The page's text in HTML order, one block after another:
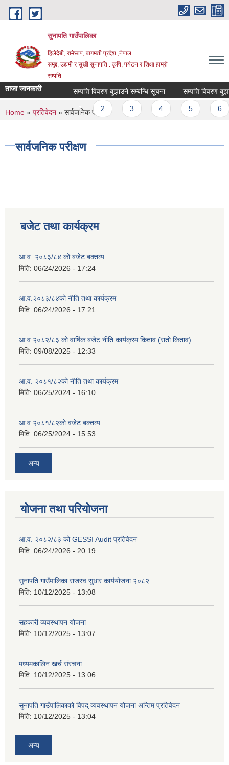
Skip to main content
सुनापति गाउँपालिका
हिलेदेबी, रामेछाप, बागमती प्रदेश ,नेपाल
समृद्द, उद्यमी र सुखी सुनापति : कृषि, पर्यटन र शिक्षा हाम्रो
सम्पति
ताजा जानकारी सम्पत्ति विवरण बुझाउने सम्बन्धि सूचना सम्पत्ति विवरण
Pages
1 2
You are here
Home » प्रतिवेदन » सार्वजनिक परीक्षण
सार्वजनिक परीक्षण
बजेट तथा कार्यक्रम
आ.व. २०८३/८४ को बजेट बक्तव्य
मिति: 06/24/2026 - 17:24
आ.व.२०८३/८४को नीति तथा कार्यक्रम
मिति: 06/24/2026 - 17:21
आ.व.२०८२/८३ को वार्षिक बजेट नीति कार्यक्रम किताव (रातो किताव)
मिति: 09/08/2025 - 12:33
आ.व. २०८१/८२को नीति तथा कार्यक्रम
मिति: 06/25/2024 - 16:10
आ.व.२०८१/८२को वजेट बक्तव्य
मिति: 06/25/2024 - 15:53
अन्य
योजना तथा परियोजना
आ.व. २०८२/८३ को GESSI Audit प्रतिवेदन
मिति: 06/24/2026 - 20:19
सुनापति गाउँपालिका राजस्व सुधार कार्ययोजना २०८२
मिति: 10/12/2025 - 13:08
सहकारी व्यवस्थापन योजना
मिति: 10/12/2025 - 13:07
मध्यमकालिन खर्च संरचना
मिति: 10/12/2025 - 13:06
सुनापति गाउँपालिकाको विपद् व्यवस्थापन योजना अन्तिम प्रतिवेदन
मिति: 10/12/2025 - 13:04
अन्य